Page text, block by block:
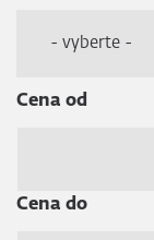
- vyberte -
Cena od
Cena do